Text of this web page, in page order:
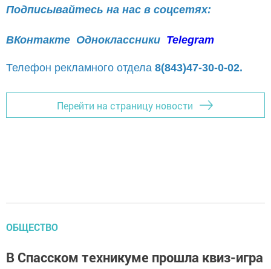
Подписывайтесь на нас в соцсетях:
ВКонтакте Одноклассники Telegram
Телефон рекламного отдела 8(843)47-30-0-02.
Перейти на страницу новости
ОБЩЕСТВО
В Спасском техникуме прошла квиз-игра